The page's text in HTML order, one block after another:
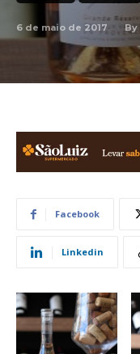
6 de maio de 2017 By
Facebook
Linkedin